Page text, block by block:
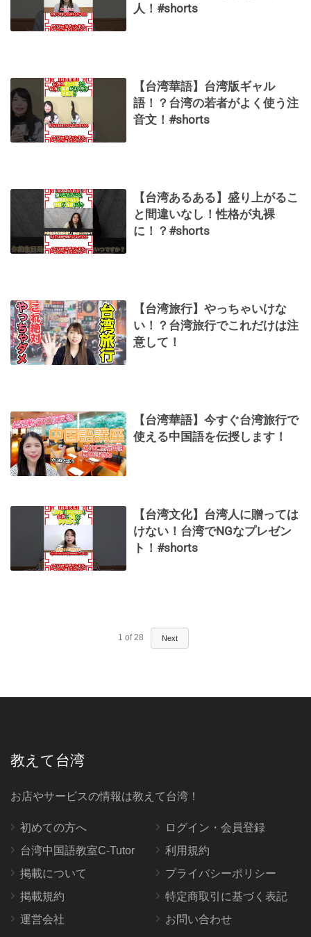
人！#shorts
【台湾華語】台湾版ギャル
語！？台湾の若者がよく使う注
音文！#shorts
【台湾あるある】盛り上がるこ
と間違いなし！性格が丸裸
に！？#shorts
【台湾旅行】やっちゃいけな
い！？台湾旅行でこれだけは注
意して！
【台湾華語】今すぐ台湾旅行で
使える中国語を伝授します！
【台湾文化】台湾人に贈っては
けない！台湾でNGなプレゼン
ト！#shorts
1 of 28 Next
教えて台湾
お店やサービスの情報は教えて台湾！
初めての方へ
台湾中国語教室C-Tutor
掲載について
掲載規約
運営会社
ログイン・会員登録
利用規約
プライバシーポリシー
特定商取引に基づく表記
お問い合わせ